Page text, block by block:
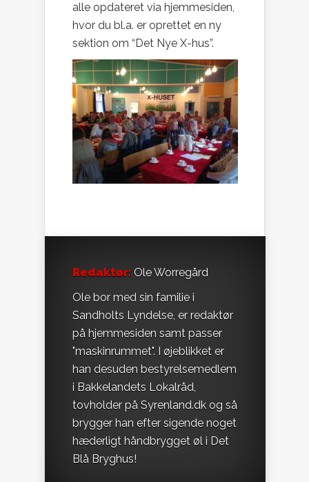
alle opdateret via hjemmesiden,
hvor du bl.a. er oprettet en ny
sektion om “Det Nye X-hus”.
Redaktør: Ole Worregård
Ole bor med sin familie i
Sandholts Lyndelse, er redaktør
på hjemmesiden samt passer
"maskinrummet". I øjeblikket er
han desuden bestyrelsemedlem
i Bakkelandets Lokalråd,
tovholder på Syrenland.dk og så
brygger han efter sigende noget
hæderligt håndbrygget øl i Det
Blå Bryghus!